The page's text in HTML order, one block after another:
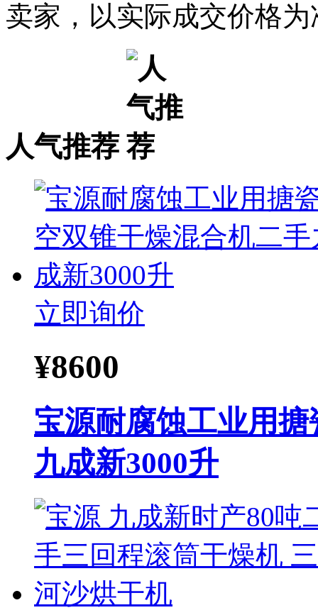
卖家，以实际成交价格为
人气推荐
立即询价
¥8600
宝源耐腐蚀工业用
九成新3000升